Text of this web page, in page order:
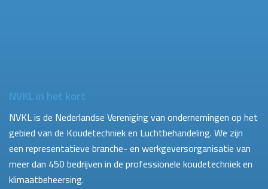
NVKL in het kort
NVKL is de Nederlandse Vereniging van ondernemingen op het
gebied van de Koudetechniek en Luchtbehandeling. We zijn
een representatieve branche- en werkgeversorganisatie van
meer dan 450 bedrijven in de professionele koudetechniek en
klimaatbeheersing.